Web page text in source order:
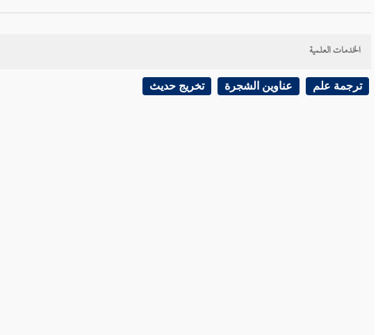
الخدمات العلمية
ترجمة علم عناوين الشجرة تخريج حديث